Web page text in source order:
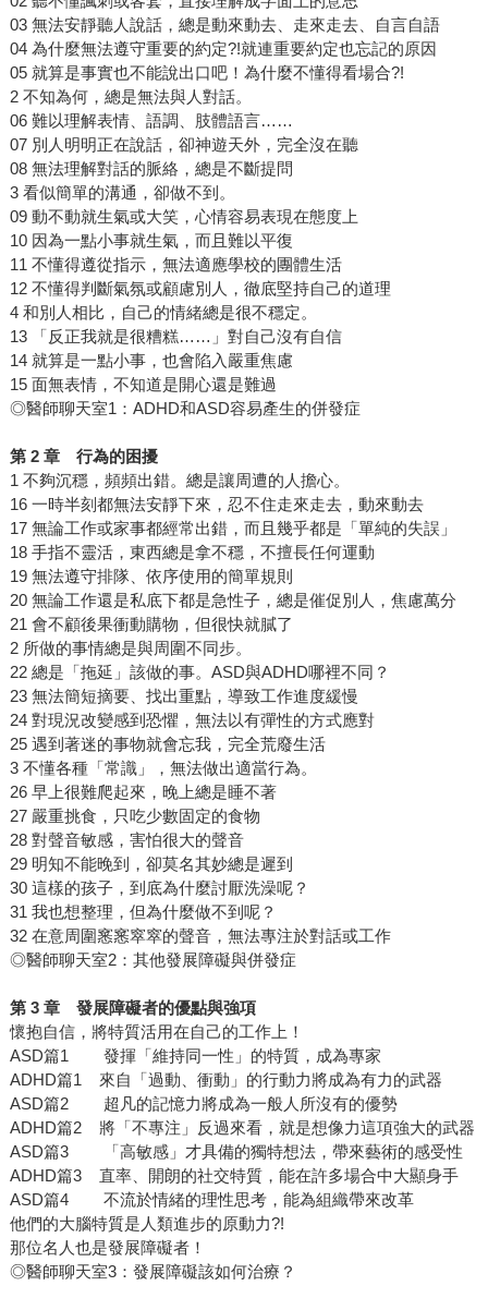
03 無法安靜聽人說話，總是動來動去、走來走去、自言自語
04 為什麼無法遵守重要的約定?!就連重要約定也忘記的原因
05 就算是事實也不能說出口吧！為什麼不懂得看場合?!
2 不知為何，總是無法與人對話。
06 難以理解表情、語調、肢體語言……
07 別人明明正在說話，卻神遊天外，完全沒在聽
08 無法理解對話的脈絡，總是不斷提問
3 看似簡單的溝通，卻做不到。
09 動不動就生氣或大笑，心情容易表現在態度上
10 因為一點小事就生氣，而且難以平復
11 不懂得遵從指示，無法適應學校的團體生活
12 不懂得判斷氣氛或顧慮別人，徹底堅持自己的道理
4 和別人相比，自己的情緒總是很不穩定。
13 「反正我就是很糟糕……」對自己沒有自信
14 就算是一點小事，也會陷入嚴重焦慮
15 面無表情，不知道是開心還是難過
◎醫師聊天室1：ADHD和ASD容易產生的併發症
第2 章 行為的困擾
1 不夠沉穩，頻頻出錯。總是讓周遭的人擔心。
16 一時半刻都無法安靜下來，忍不住走來走去，動來動去
17 無論工作或家事都經常出錯，而且幾乎都是「單純的失誤」
18 手指不靈活，東西總是拿不穩，不擅長任何運動
19 無法遵守排隊、依序使用的簡單規則
20 無論工作還是私底下都是急性子，總是催促別人，焦慮萬分
21 會不顧後果衝動購物，但很快就膩了
2 所做的事情總是與周圍不同步。
22 總是「拖延」該做的事。ASD與ADHD哪裡不同？
23 無法簡短摘要、找出重點，導致工作進度緩慢
24 對現況改變感到恐懼，無法以有彈性的方式應對
25 遇到著迷的事物就會忘我，完全荒廢生活
3 不懂各種「常識」，無法做出適當行為。
26 早上很難爬起來，晚上總是睡不著
27 嚴重挑食，只吃少數固定的食物
28 對聲音敏感，害怕很大的聲音
29 明知不能晚到，卻莫名其妙總是遲到
30 這樣的孩子，到底為什麼討厭洗澡呢？
31 我也想整理，但為什麼做不到呢？
32 在意周圍窸窸窣窣的聲音，無法專注於對話或工作
◎醫師聊天室2：其他發展障礙與併發症
第3 章 發展障礙者的優點與強項
懷抱自信，將特質活用在自己的工作上！
ASD篇1 發揮「維持同一性」的特質，成為專家
ADHD篇1 來自「過動、衝動」的行動力將成為有力的武器
ASD篇2 超凡的記憶力將成為一般人所沒有的優勢
ADHD篇2 將「不專注」反過來看，就是想像力這項強大的武器
ASD篇3 「高敏感」才具備的獨特想法，帶來藝術的感受性
ADHD篇3 直率、開朗的社交特質，能在許多場合中大顯身手
ASD篇4 不流於情緒的理性思考，能為組織帶來改革
他們的大腦特質是人類進步的原動力?!
那位名人也是發展障礙者！
◎醫師聊天室3：發展障礙該如何治療？